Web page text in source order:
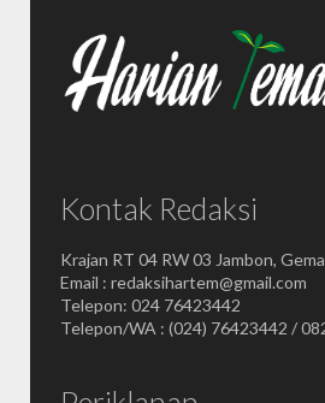
Kontak Redaksi
Krajan RT 04 RW 03 Jambon,
Email : redaksihartem@gmail.com
Telepon: 024 76423442
Telepon/WA : (024) 76423442 /